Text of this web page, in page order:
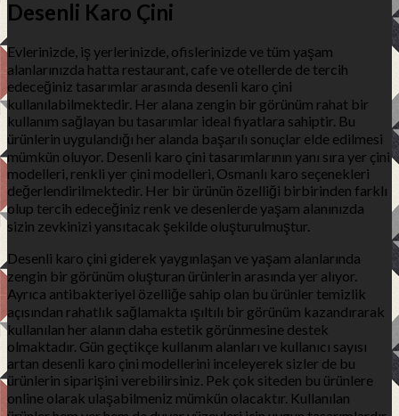
Desenli Karo Çini
Evlerinizde, iş yerlerinizde, ofislerinizde ve tüm yaşam
alanlarınızda hatta restaurant, cafe ve otellerde de tercih
edeceğiniz tasarımlar arasında desenli karo çini
kullanılabilmektedir. Her alana zengin bir görünüm rahat bir
kullanım sağlayan bu tasarımlar ideal fiyatlara sahiptir. Bu
ürünlerin uygulandığı her alanda başarılı sonuçlar elde edilmesi
mümkün oluyor. Desenli karo çini tasarımlarının yanı sıra yer çini
modelleri, renkli yer çini modelleri, Osmanlı karo seçenekleri
değerlendirilmektedir. Her bir ürünün özelliği birbirinden farklı
olup tercih edeceğiniz renk ve desenlerde yaşam alanınızda
sizin zevkinizi yansıtacak şekilde oluşturulmuştur.
Desenli karo çini giderek yaygınlaşan ve yaşam alanlarında
zengin bir görünüm oluşturan ürünlerin arasında yer alıyor.
Ayrıca antibakteriyel özelliğe sahip olan bu ürünler temizlik
açısından rahatlık sağlamakta ışıltılı bir görünüm kazandırarak
kullanılan her alanın daha estetik görünmesine destek
olmaktadır. Gün geçtikçe kullanım alanları ve kullanıcı sayısı
artan desenli karo çini modellerini inceleyerek sizler de bu
ürünlerin siparişini verebilirsiniz. Pek çok siteden bu ürünlere
online olarak ulaşabilmeniz mümkün olacaktır. Kullanılan